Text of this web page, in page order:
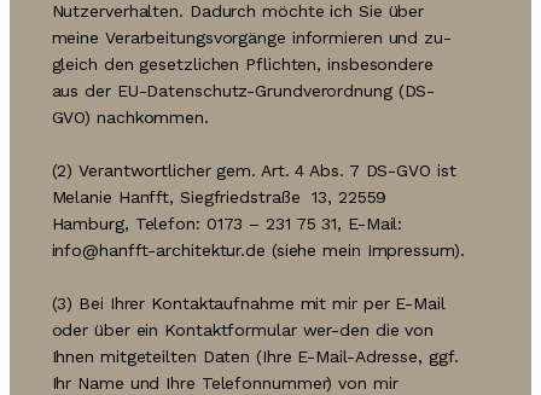
Nutzerverhalten. Dadurch möchte ich Sie über
meine Verarbeitungsvorgänge informieren und zu-
gleich den gesetzlichen Pflichten, insbesondere
aus der EU-Datenschutz-Grundverordnung (DS-
GVO) nachkommen.
(2) Verantwortlicher gem. Art. 4 Abs. 7 DS-GVO ist
Melanie Hanfft, Siegfriedstraße 13, 22559
Hamburg, Telefon: 0173 – 231 75 31, E-Mail:
info@hanfft-architektur.de (siehe mein Impressum).
(3) Bei Ihrer Kontaktaufnahme mit mir per E-Mail
oder über ein Kontaktformular wer-den die von
Ihnen mitgeteilten Daten (Ihre E-Mail-Adresse, ggf.
Ihr Name und Ihre Telefonnummer) von mir